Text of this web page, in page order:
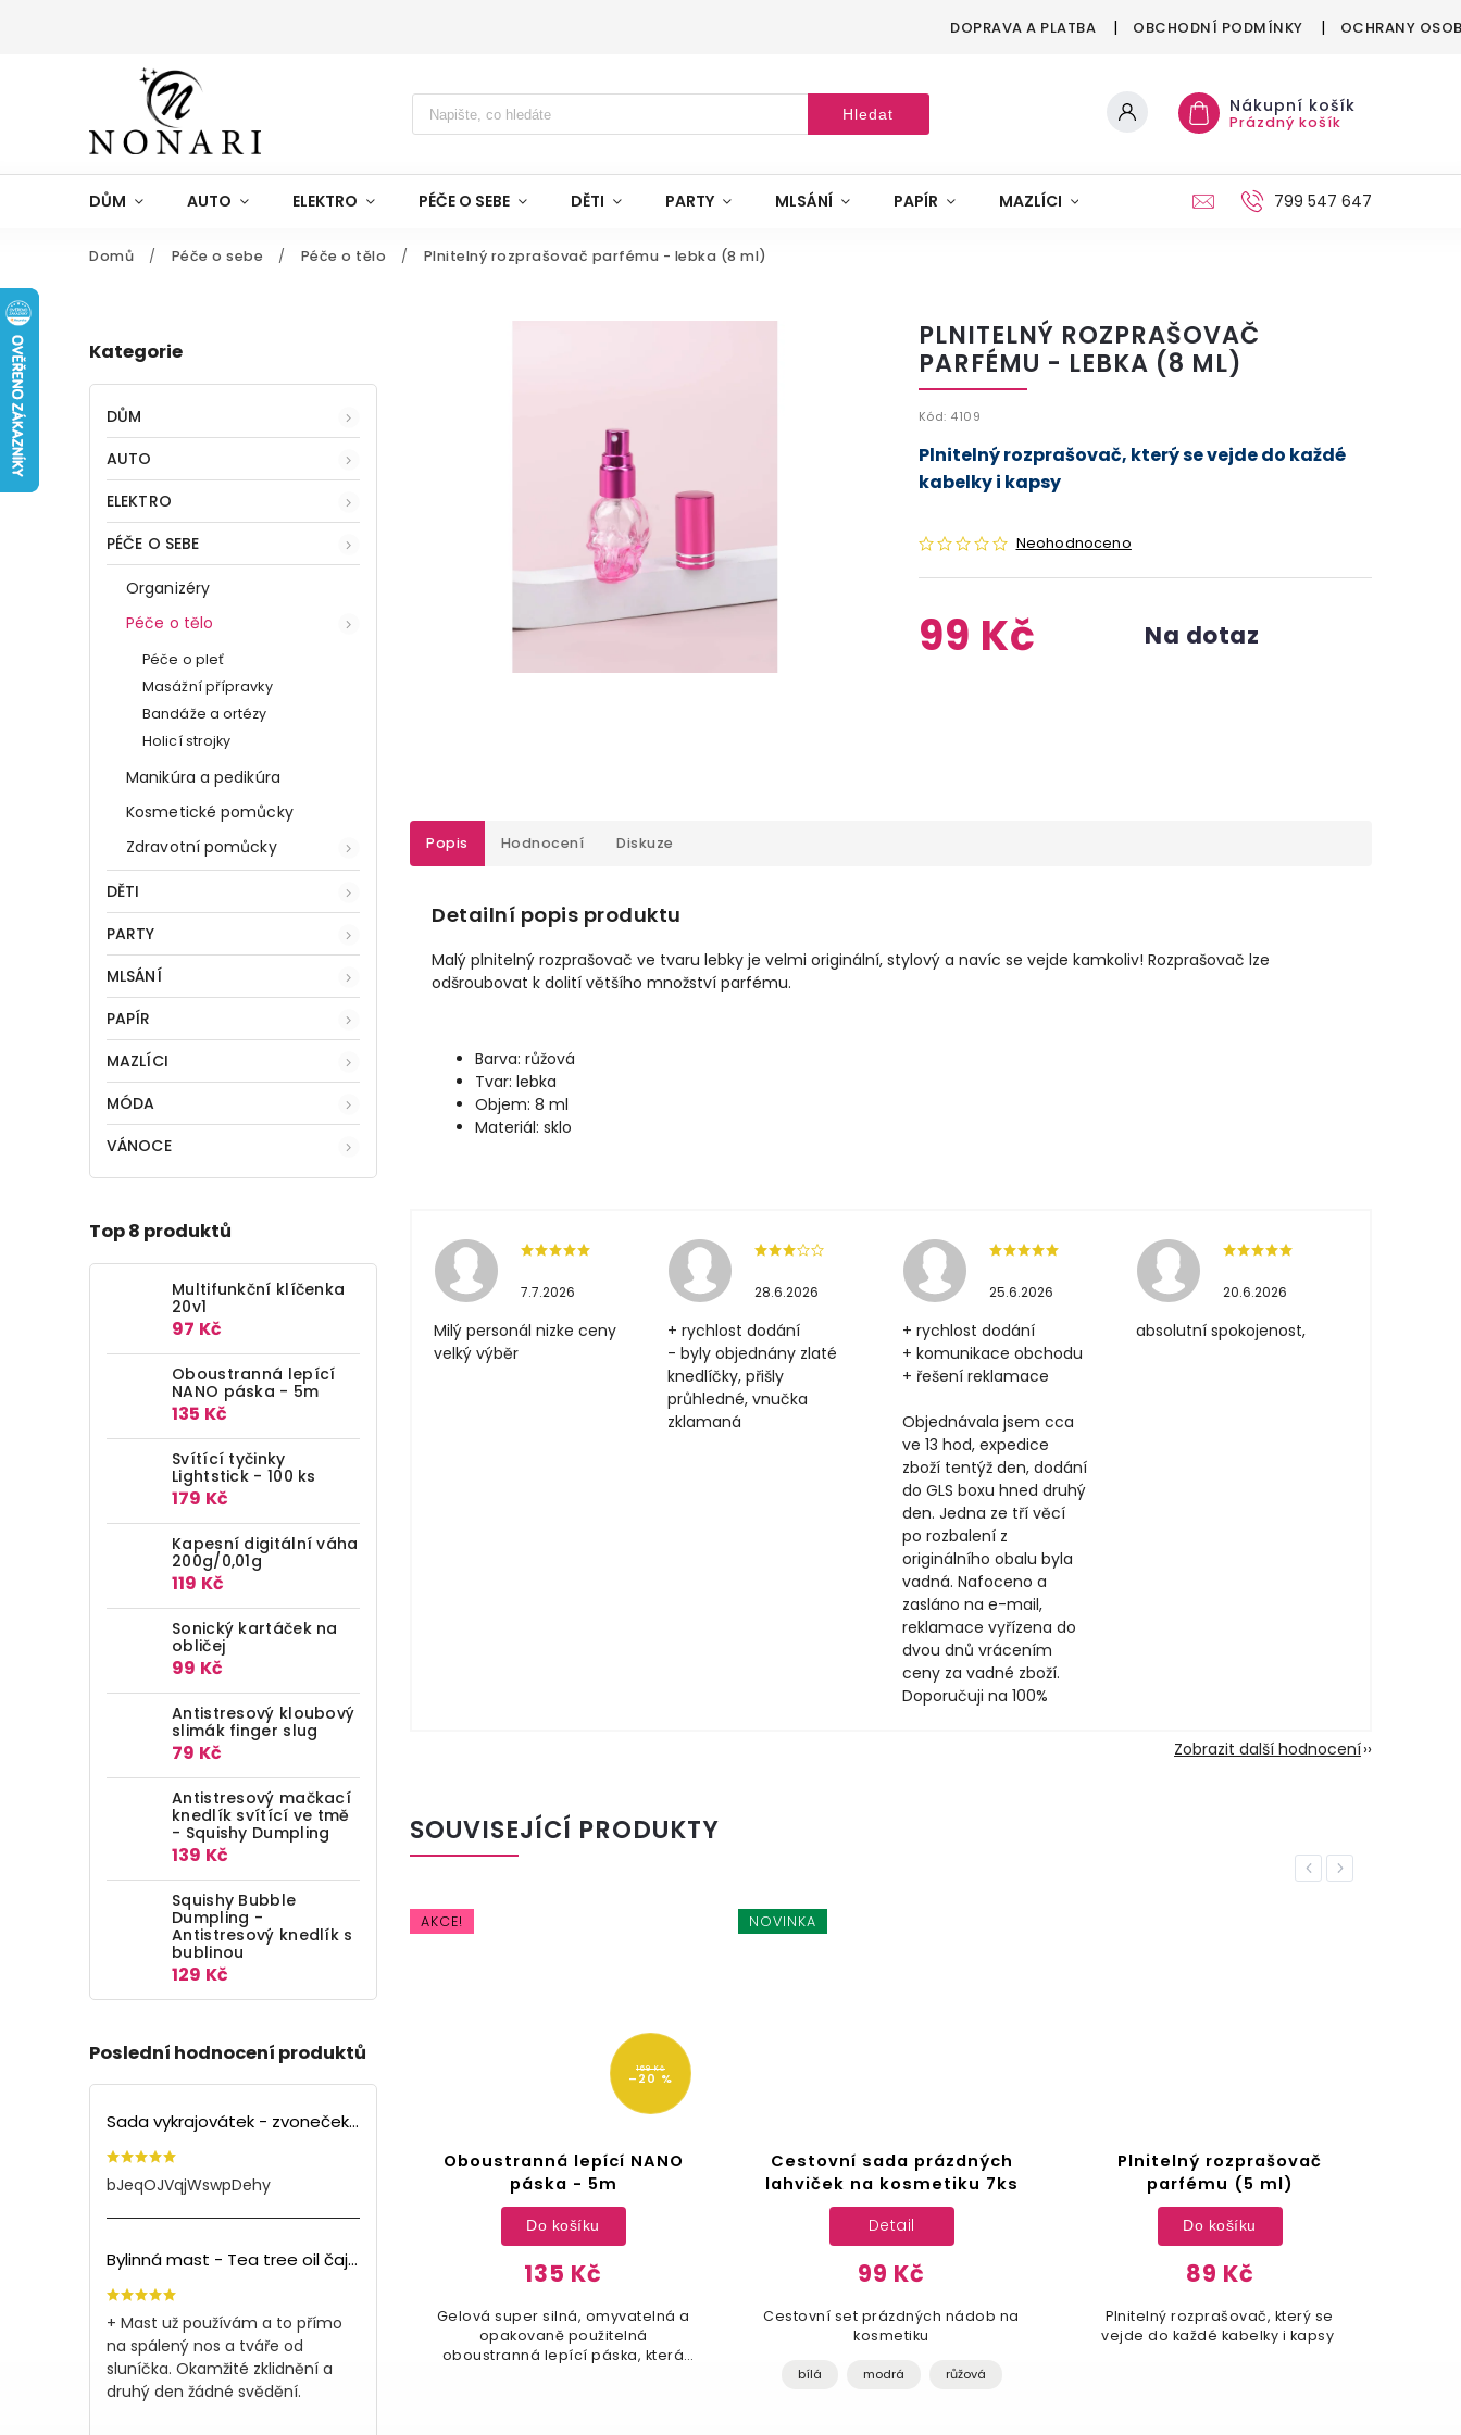
DOPRAVA A PLATBA OBCHODNÍ PODMÍNKY OCHRANY
Hledat Nákupní košík
Prázdný košík
DŮM AUTO ELEKTRO PÉČE O SEBE DĚTI PARTY MLSÁNÍ PAPÍR MAZLÍCI VÁNOCE799 547 647
Domů / Péče o sebe / Péče o tělo / Plnitelný rozprašovač parfému - lebka (8 ml)
Kategorie
DŮM
AUTO
ELEKTRO
PÉČE O SEBE
Organizéry
Péče o tělo
Péče o pleť
Masážní přípravky
Bandáže a ortézy
Holicí strojky
Manikúra a pedikúra
Kosmetické pomůcky
Zdravotní pomůcky
DĚTI
PARTY
MLSÁNÍ
PAPÍR
MAZLÍCI
MÓDA
VÁNOCE
Top 8 produktů
Multifunkční klíčenka
20v1
97 Kč
Oboustranná lepící
NANO páska - 5m
135 Kč
Svítící tyčinky
Lightstick - 100 ks
179 Kč
Kapesní digitální váha
200g/0,01g
119 Kč
Sonický kartáček na
obličej
99 Kč
Antistresový kloubový
slimák finger slug
79 Kč
Antistresový mačkací
knedlík svítící ve tmě
- Squishy Dumpling
139 Kč
Squishy Bubble
Dumpling -
Antistresový knedlík s
bublinou
129 Kč
Poslední hodnocení produktů
Sada vykrajovátek - zvoneček (3ks)
bJeqOJVqjWswpDehy
Bylinná mast - Tea tree oil čajovník (150ml)
+ Mast už používám a to přímo
na spálený nos a tváře od
sluníčka. Okamžité zklidnění a
druhý den žádné svědění.
PLNITELNÝ ROZPRAŠOVAČ
PARFÉMU - LEBKA (8 ML)
Kód: 4109
Neohodnoceno
99 Kč Na dotaz
Plnitelný rozprašovač, který se vejde do každé
kabelky i kapsy
Popis Hodnocení Diskuze
Detailní popis produktu
Malý plnitelný rozprašovač ve tvaru lebky je velmi originální, stylový a navíc se vejde kamkoliv! Rozprašovač lze
odšroubovat k dolití většího množství parfému.
Barva: růžová
Tvar: lebka
Objem: 8 ml
Materiál: sklo
7.7.2026
Milý personál nizke ceny
velký výběr
28.6.2026
+ rychlost dodání
- byly objednány zlaté
knedlíčky, přišly
průhledné, vnučka
zklamaná
25.6.2026
+ rychlost dodání
+ komunikace obchodu
+ řešení reklamace
Objednávala jsem cca
ve 13 hod, expedice
zboží tentýž den, dodání
do GLS boxu hned druhý
den. Jedna ze tří věcí
po rozbalení z
originálního obalu byla
vadná. Nafoceno a
zasláno na e-mail,
reklamace vyřízena do
dvou dnů vrácením
ceny za vadné zboží.
Doporučuji na 100%
20.6.2026
absolutní spokojenost,
Zobrazit další hodnocení
SOUVISEJÍCÍ PRODUKTY
Previous
Nanopodložka s držákem
na mobil
48 Kč
Ideální využití na palubní desce,
kde můžete nyní bez obav
odkládat předměty jako např.
mobilní telefon, navigace, klíče
nebo brýle.
AKCE!
169 Kč
–20 %
Oboustranná lepící NANO
páska - 5m
135 Kč
Do košíku
Gelová super silná, omyvatelná a
opakovaně použitelná
oboustranná lepící páska, která
NOVINKA
Cestovní sada prázdných
lahviček na kosmetiku 7ks
99 Kč
Detail
Cestovní set prázdných nádob na
kosmetiku
bílá modrá růžová
Plnitelný rozprašovač
parfému (5 ml)
89 Kč
Do košíku
Plnitelný rozprašovač, který se
vejde do každé kabelky i kapsy
Next